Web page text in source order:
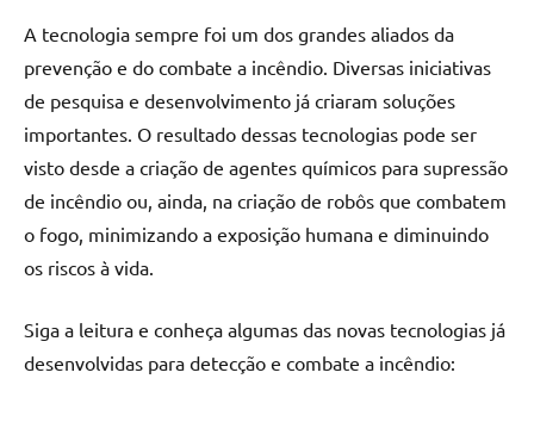
A tecnologia sempre foi um dos grandes aliados da
prevenção e do combate a incêndio. Diversas iniciativas
de pesquisa e desenvolvimento já criaram soluções
importantes. O resultado dessas tecnologias pode ser
visto desde a criação de agentes químicos para supressão
de incêndio ou, ainda, na criação de robôs que combatem
o fogo, minimizando a exposição humana e diminuindo
os riscos à vida.
Siga a leitura e conheça algumas das novas tecnologias já
desenvolvidas para detecção e combate a incêndio: